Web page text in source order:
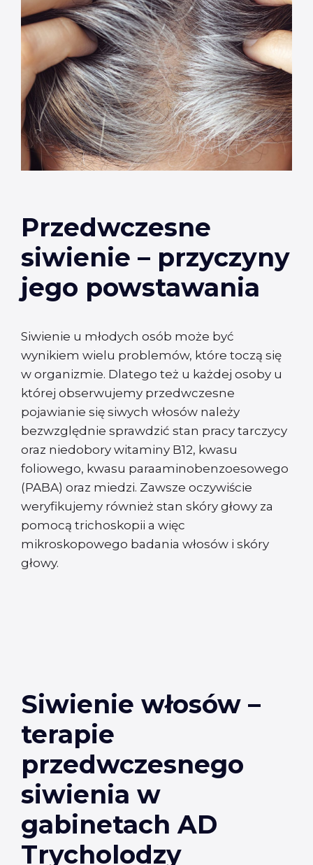
Przedwczesne
siwienie – przyczyny
jego powstawania
Siwienie u młodych osób może być
wynikiem wielu problemów, które toczą się
w organizmie. Dlatego też u każdej osoby u
której obserwujemy przedwczesne
pojawianie się siwych włosów należy
bezwzględnie sprawdzić stan pracy tarczycy
oraz niedobory witaminy B12, kwasu
foliowego, kwasu paraaminobenzoesowego
(PABA) oraz miedzi. Zawsze oczywiście
weryfikujemy również stan skóry głowy za
pomocą trichoskopii a więc
mikroskopowego badania włosów i skóry
głowy.
Siwienie włosów –
terapie
przedwczesnego
siwienia w
gabinetach AD
Trycholodzy